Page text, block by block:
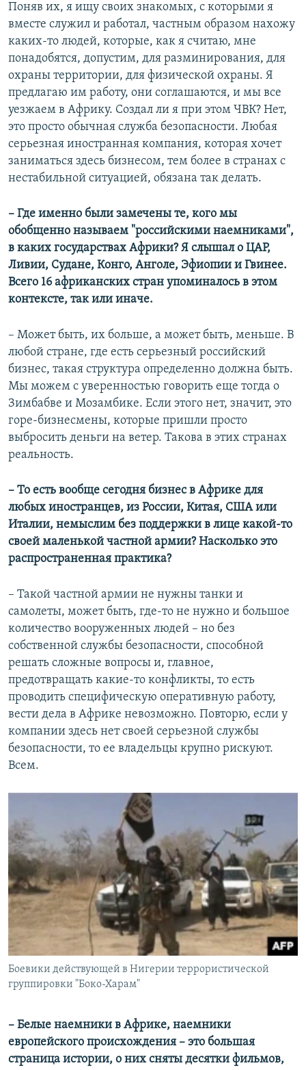
Поняв их, я ищу своих знакомых, с которыми я
вместе служил и работал, частным образом нахожу
каких-то людей, которые, как я считаю, мне
понадобятся, допустим, для разминирования, для
охраны территории, для физической охраны. Я
предлагаю им работу, они соглашаются, и мы все
уезжаем в Африку. Создал ли я при этом ЧВК? Нет,
это просто обычная служба безопасности. Любая
серьезная иностранная компания, которая хочет
заниматься здесь бизнесом, тем более в странах с
нестабильной ситуацией, обязана так делать.
​– Где именно были замечены те, кого мы
обобщенно называем "российскими наемниками",
в каких государствах Африки? Я слышал о ЦАР,
Ливии, Судане, Конго, Анголе, Эфиопии и Гвинее.
Всего 16 африканских стран упоминалось в этом
контексте, так или иначе.
– Может быть, их больше, а может быть, меньше. В
любой стране, где есть серьезный российский
бизнес, такая структура определенно должна быть.
Мы можем с уверенностью говорить еще тогда о
Зимбабве и Мозамбике. Если этого нет, значит, это
горе-бизнесмены, которые пришли просто
выбросить деньги на ветер. Такова в этих странах
реальность.
– То есть вообще сегодня бизнес в Африке для
любых иностранцев, из России, Китая, США или
Италии, немыслим без поддержки в лице какой-то
своей маленькой частной армии? Насколько это
распространенная практика?
– Такой частной армии не нужны танки и
самолеты, может быть, где-то не нужно и большое
количество вооруженных людей – но без
собственной службы безопасности, способной
решать сложные вопросы и, главное,
предотвращать какие-то конфликты, то есть
проводить специфическую оперативную работу,
вести дела в Африке невозможно. Повторю, если у
компании здесь нет своей серьезной службы
безопасности, то ее владельцы крупно рискуют.
Всем.
Боевики действующей в Нигерии террористической
группировки "Боко-Харам"
​– Белые наемники в Африке, наемники
европейского происхождения – это большая
страница истории, о них сняты десятки фильмов,